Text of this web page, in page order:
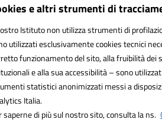
e altri strumenti di
Istituto non utilizza strumenti di
utilizzati esclusivamente cookies tecnici
funzionamento del sito, alla fruibilità dei
e alla sua accessibilità – sono
statistici anonimizzati messi a
Italia.
saperne di più sul nostro sito, consulta la ns.